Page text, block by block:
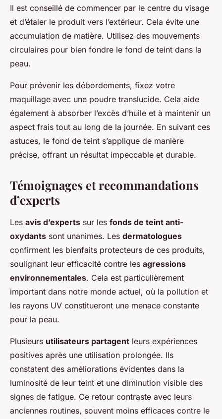
Il est conseillé de commencer par le centre du visage
et d’étaler le produit vers l’extérieur. Cela évite une
accumulation de matière. Utilisez des mouvements
circulaires pour bien fondre le fond de teint dans la
peau.
Pour prévenir les débordements, fixez votre
maquillage avec une poudre translucide. Cela aide
également à absorber l’excès d’huile et à maintenir un
aspect frais tout au long de la journée. En suivant ces
astuces, le fond de teint s’applique de manière
précise, offrant un résultat impeccable et durable.
Témoignages et recommandations
d’experts
Les avis d’experts sur les fonds de teint anti-
oxydants sont unanimes. Les dermatologues
confirment les bienfaits protecteurs de ces produits,
soulignant leur efficacité contre les agressions
environnementales. Cela est particulièrement
important dans notre monde actuel, où la pollution et
les rayons UV constitueront une menace constante
pour la peau.
Plusieurs utilisateurs partagent leurs expériences
positives après une utilisation prolongée. Ils
constatent des améliorations évidentes dans la
luminosité de leur teint et une diminution visible des
signes de fatigue. Ce retour contraste avec leurs
anciennes routines, souvent moins efficaces contre le